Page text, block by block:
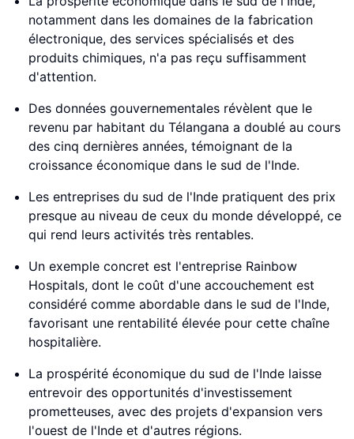
notamment dans les domaines de la fabrication
électronique, des services spécialisés et des
produits chimiques, n'a pas reçu suffisamment
d'attention.
Des données gouvernementales révèlent que le
revenu par habitant du Télangana a doublé au cours
des cinq dernières années, témoignant de la
croissance économique dans le sud de l'Inde.
Les entreprises du sud de l'Inde pratiquent des prix
presque au niveau de ceux du monde développé, ce
qui rend leurs activités très rentables.
Un exemple concret est l'entreprise Rainbow
Hospitals, dont le coût d'une accouchement est
considéré comme abordable dans le sud de l'Inde,
favorisant une rentabilité élevée pour cette chaîne
hospitalière.
La prospérité économique du sud de l'Inde laisse
entrevoir des opportunités d'investissement
prometteuses, avec des projets d'expansion vers
l'ouest de l'Inde et d'autres régions.